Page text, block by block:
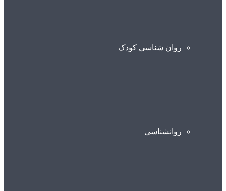
روان شناسی کودک
روانشناسی